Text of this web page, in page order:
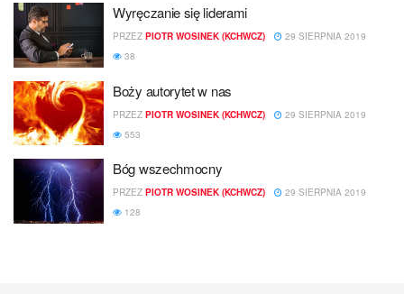
Wyręczanie się liderami
PRZEZ PIOTR WOSINEK (KCHWCZ)
29 SIERPNIA 2019
38
Boży autorytet w nas
PRZEZ PIOTR WOSINEK (KCHWCZ)
29 SIERPNIA 2019
553
Bóg wszechmocny
PRZEZ PIOTR WOSINEK (KCHWCZ)
29 SIERPNIA 2019
128